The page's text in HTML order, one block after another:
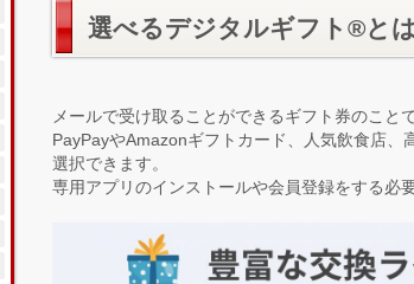
選べるデジタルギフト®と
メールで受け取ることができるギフト券のことで
PayPayやAmazonギフトカード、人気飲食店
選択できます。
専用アプリのインストールや会員登録をする必